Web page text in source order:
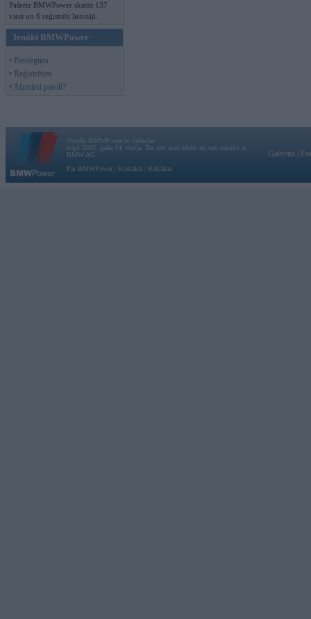
Pašreiz BMWPower skatās 137
viesi un 6 reģistrēti lietotāji.
Ienākt BMWPower
• Pieslēgties
• Reģistrēties
• Aizmirsi paroli?
Vortāls BMWPower.lv darbojas
kopš 2002. gada 14. maija. Tas nav auto klubs un nav saistīts ar
BMW AG.
Par BMWPower
Kontakti Reklāma
Galvena